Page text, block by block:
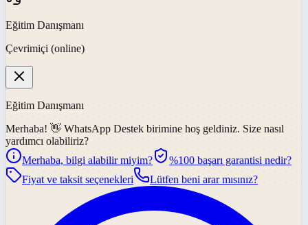
Eğitim Danışmanı
Çevrimiçi (online)
Eğitim Danışmanı
Merhaba! 👋 WhatsApp Destek birimine hoş geldiniz. Size nasıl
yardımcı olabiliriz?
Merhaba, bilgi alabilir miyim?
%100 başarı garantisi nedir?
Fiyat ve taksit seçenekleri
Lütfen beni arar mısınız?